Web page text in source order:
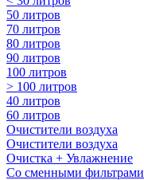
50 литров
70 литров
80 литров
90 литров
100 литров
> 100 литров
40 литров
60 литров
Очистители воздуха
Очистители воздуха
Очистка + Увлажнение
Cо сменными фильтрами